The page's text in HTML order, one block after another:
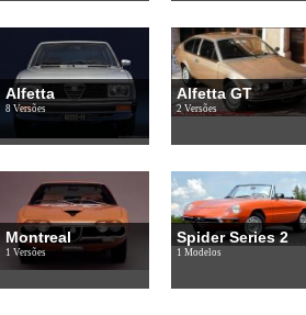
Alfetta
8 Versões
Alfetta GT
2 Versões
Montreal
1 Versões
Spider Series 2
1 Modelos